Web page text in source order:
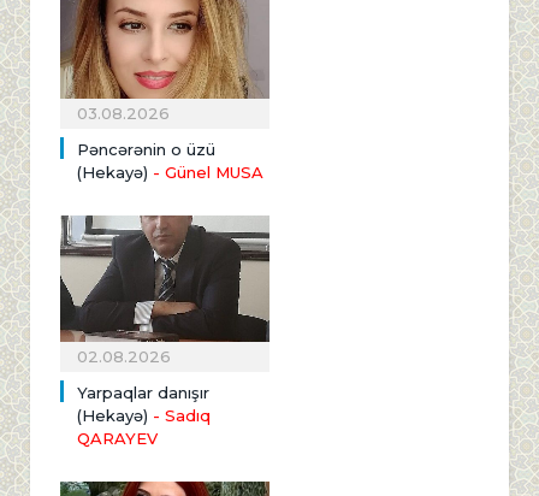
03.08.2026
Pəncərənin o üzü
(Hekayə) - Günel MUSA
02.08.2026
Yarpaqlar danışır
(Hekayə) - Sadıq
QARAYEV